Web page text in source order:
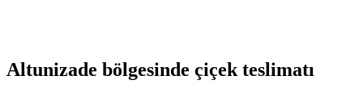
Altunizade bölgesinde çiçek teslimatı